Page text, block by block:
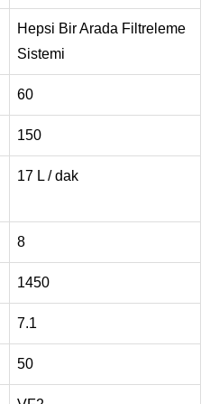
Hepsi Bir Arada Filtreleme
Sistemi
60
150
17 L / dak
8
1450
7.1
50